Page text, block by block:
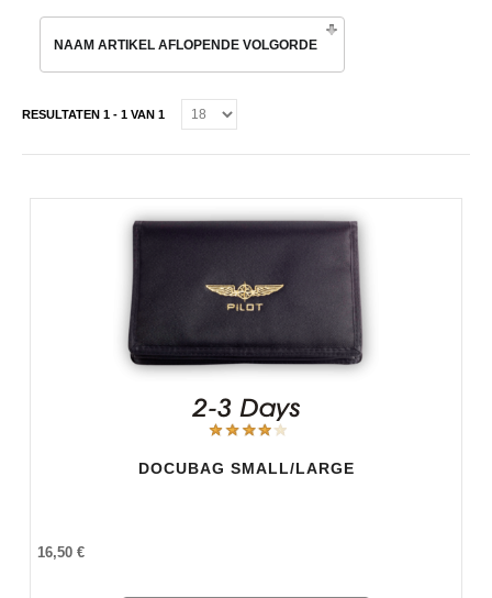
NAAM ARTIKEL AFLOPENDE VOLGORDE
RESULTATEN 1 - 1 VAN 1
DOCUBAG SMALL/LARGE
16,50 €